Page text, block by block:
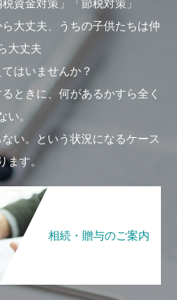
資金対策」「節税対策」
大丈夫、うちの子供たちは仲
大丈夫
はいませんか？
ときに、何があるかすら全く
い。
い。という状況になるケース
ます。
相続・贈与のご案内